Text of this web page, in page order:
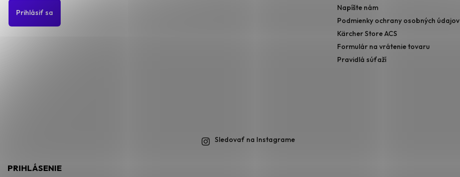
Prihlásiť sa
Sledovať na Instagrame
Napíšte nám
Podmienky ochrany osobných údajov
Kärcher Store ACS
Formulár na vrátenie tovaru
Pravidlá súťaží
PRIHLÁSENIE